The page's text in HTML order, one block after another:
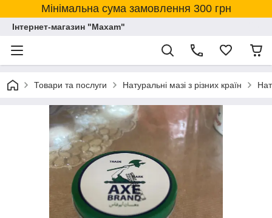
Мінімальна сума замовлення 300 грн
Інтернет-магазин "Maxam"
Товари та послуги Натуральні мазі з різних країн